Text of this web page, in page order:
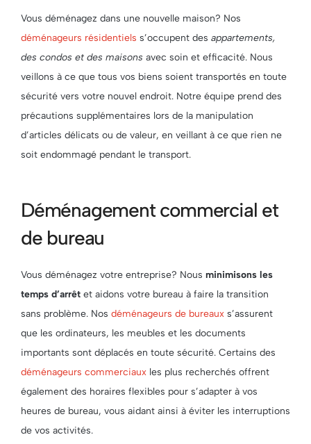
Vous déménagez dans une nouvelle maison? Nos
déménageurs résidentiels s’occupent des appartements,
des condos et des maisons avec soin et efficacité. Nous
veillons à ce que tous vos biens soient transportés en toute
sécurité vers votre nouvel endroit. Notre équipe prend des
précautions supplémentaires lors de la manipulation
d’articles délicats ou de valeur, en veillant à ce que rien ne
soit endommagé pendant le transport.
Déménagement commercial et
de bureau
Vous déménagez votre entreprise? Nous minimisons les
temps d’arrêt et aidons votre bureau à faire la transition
sans problème. Nos déménageurs de bureaux s’assurent
que les ordinateurs, les meubles et les documents
importants sont déplacés en toute sécurité. Certains des
déménageurs commerciaux les plus recherchés offrent
également des horaires flexibles pour s’adapter à vos
heures de bureau, vous aidant ainsi à éviter les interruptions
de vos activités.